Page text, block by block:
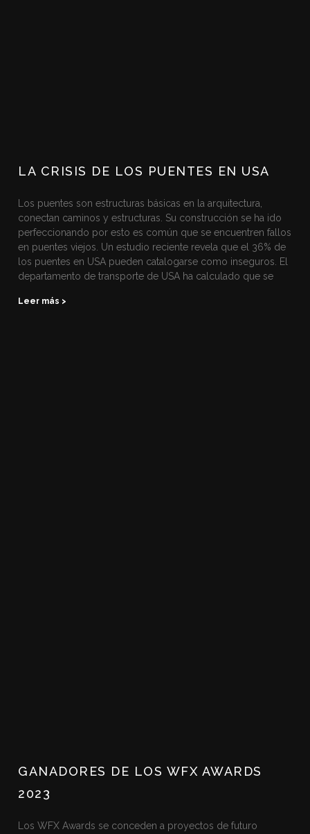
LA CRISIS DE LOS PUENTES EN USA
Los puentes son estructuras básicas en la arquitectura,
conectan caminos y estructuras. Su construcción se ha ido
perfeccionando por esto es común que se encuentren fallos
en puentes viejos. Un estudio reciente revela que el 36% de
los puentes en USA pueden catalogarse como inseguros. El
departamento de transporte de USA ha calculado que se
Leer más >
GANADORES DE LOS WFX AWARDS
2023
Los WFX Awards se conceden a proyectos de futuro